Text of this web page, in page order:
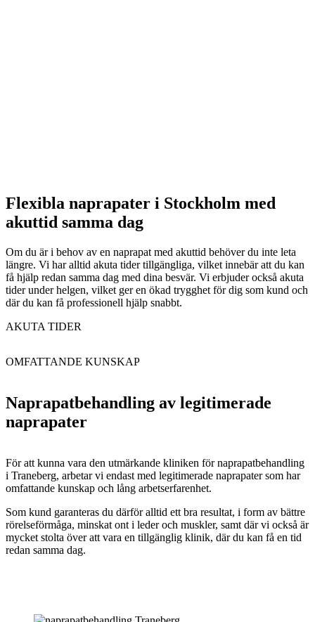
Flexibla naprapater i Stockholm med
akuttid samma dag
Om du är i behov av en naprapat med akuttid behöver du inte leta
längre. Vi har alltid akuta tider tillgängliga, vilket innebär att du kan
få hjälp redan samma dag med dina besvär. Vi erbjuder också akuta
tider under helgen, vilket ger en ökad trygghet för dig som kund och
där du kan få professionell hjälp snabbt.
AKUTA TIDER
Naprapatbehandling av legitimerade
naprapater
För att kunna vara den utmärkande kliniken för naprapatbehandling
i Traneberg, arbetar vi endast med legitimerade naprapater som har
omfattande kunskap och lång arbetserfarenhet.
Som kund garanteras du därför alltid ett bra resultat, i form av bättre
rörelseförmåga, minskat ont i leder och muskler, samt där vi också är
mycket stolta över att vara en tillgänglig klinik, där du kan få en tid
redan samma dag.
OMFATTANDE KUNSKAP